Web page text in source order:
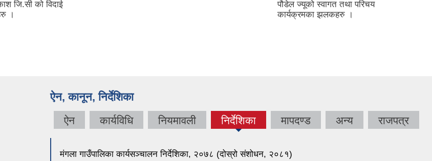
जि.सी को विदाई
।
पौडेल ज्यूको स्वागत तथा परिचय
कार्यक्रमका झलकहरु ।
ऐन, कानून, निर्देशिका
ऐन कार्यविधि नियमावली निर्देशिका
(active
मापदण्ड अन्य राजपत्र
मंगला गाउँपालिका कार्यसञ्चालन निर्देशिका, २०७८ (दोस्रो संशोधन, २०८१)